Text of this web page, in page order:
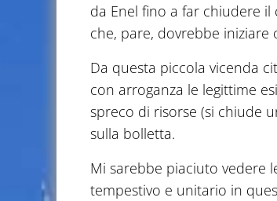
da Enel fino a far chiudere
che, pare, dovrebbe iniziare
Da questa piccola vicenda
con arroganza le legittime
spreco di risorse (si chiude
sulla bolletta.
Mi sarebbe piaciuto vedere
tempestivo e unitario in